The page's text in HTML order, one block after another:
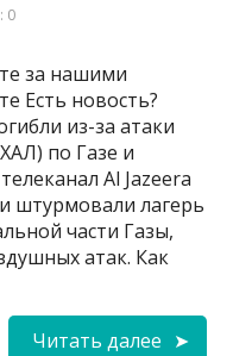
0
за нашими
Есть новость?
из-за атаки
по Газе и
Al Jazeera
штурмовали лагерь
части Газы,
атак. Как
Читать далее